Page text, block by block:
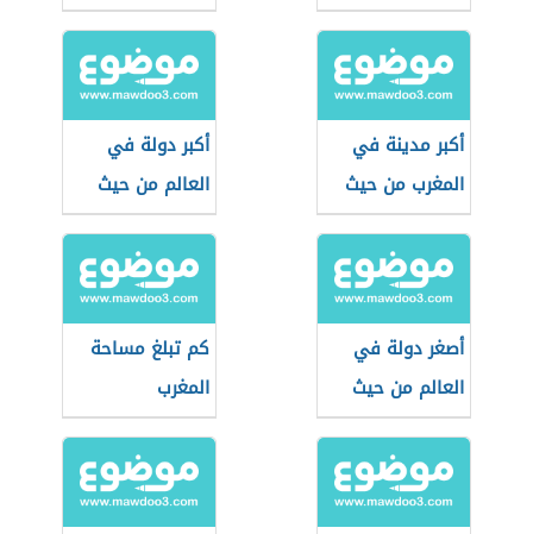
أكبر مدينة في
المغرب من حيث
المساحة
أكبر دولة في
العالم من حيث
المساحة
أصغر دولة في
العالم من حيث
المساحة
كم تبلغ مساحة
المغرب